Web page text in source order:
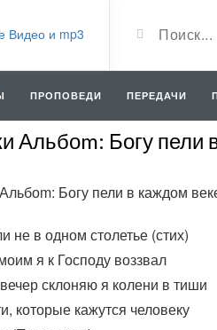
ПРОПОВЕДИ ПЕРЕДАЧИ
Альбоm: Богу пели
не в одном столетье (стих)
я к Господу воззвал
склоняю я колени в тиши
которые кажутся человеку